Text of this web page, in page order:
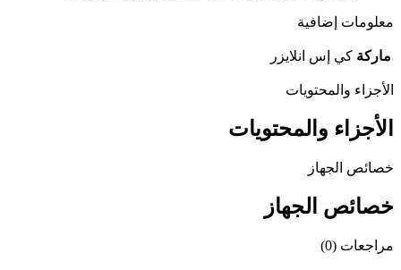
معلومات إضافية
ماركة كي إس انلايزر
الأجزاء والمحتويات
الأجزاء والمحتويات
خصائص الجهاز
خصائص الجهاز
مراجعات (0)